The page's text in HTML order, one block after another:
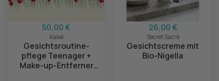
50,00 €
Kaloé
Gesichtsroutine-
pflege Teenager +
Make-up-Entferner
26,00 €
Secret Sacré
Gesichtscreme mit
Bio-Nigella